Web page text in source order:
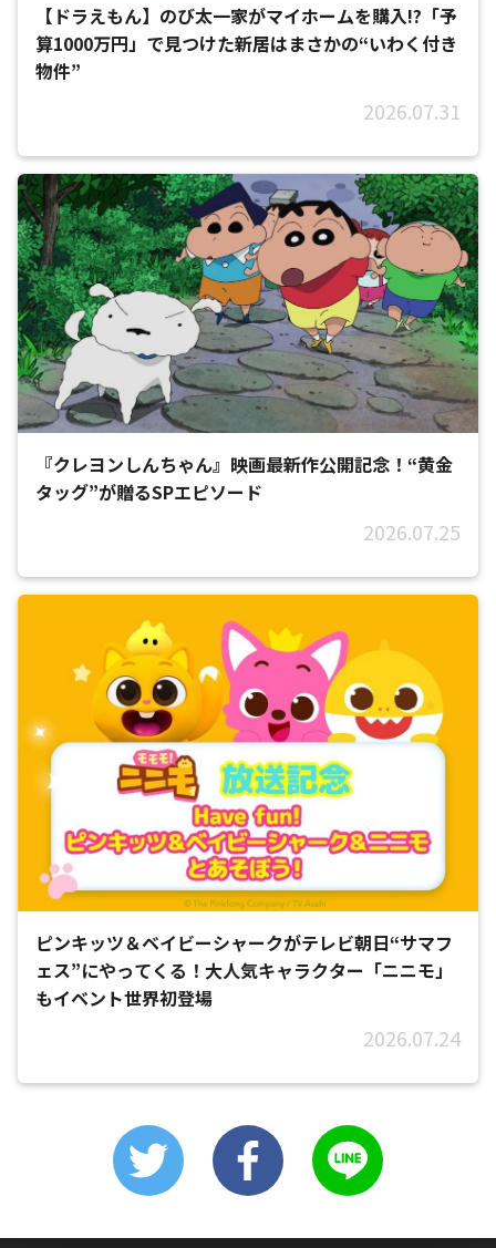
【ドラえもん】のび太一家がマイホームを購入!?「予
算1000万円」で見つけた新居はまさかの“いわく付き
物件”
2026.07.31
『クレヨンしんちゃん』映画最新作公開記念！“黄金
タッグ”が贈るSPエピソード
2026.07.25
ピンキッツ＆ベイビーシャークがテレビ朝日“サマフ
ェス”にやってくる！大人気キャラクター「ニニモ」
もイベント世界初登場
2026.07.24